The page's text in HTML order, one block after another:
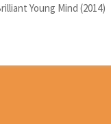
Young Mind (2014)